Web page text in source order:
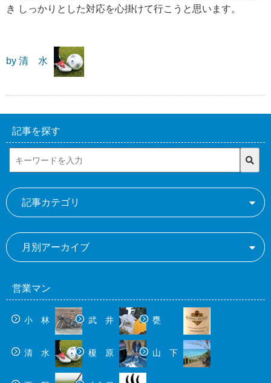
き しっかりとした対応を心掛けて行こうと思います。
by 清 水
記事を探す
記事カテゴリ
月別アーカイブ
営業マン
小 林 武 井 甕
清 水 榎 原 山 下